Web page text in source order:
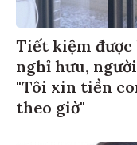
Tiết kiệm được
nghỉ hưu,
"Tôi xin tiền
theo giờ"